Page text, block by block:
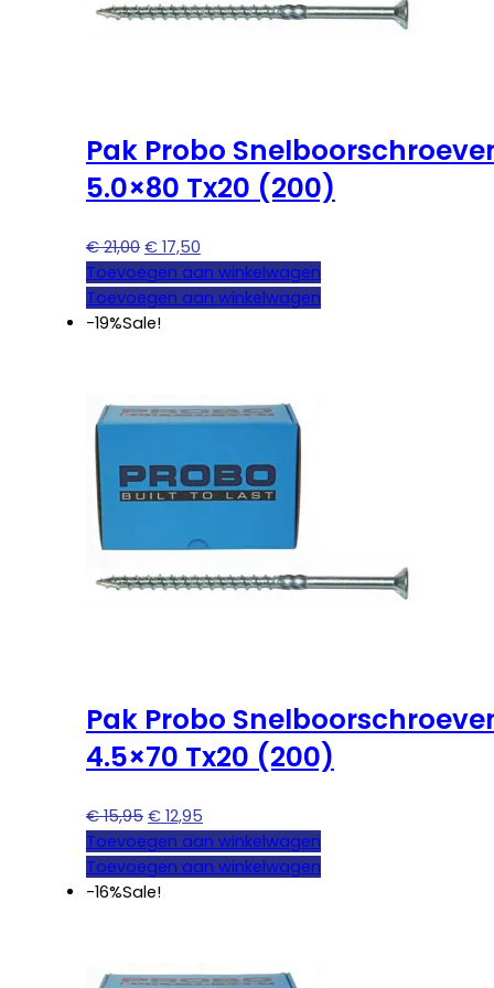
Pak Probo
5.0×80 Tx20 (200)
€21,00 Oorspronkelijke
prijs
was:
€ 21,00.
€ 17,50
prijs
is:
Toevoegen aan winkelwagen
Toevoegen aan winkelwagen
-19%Sale!
Pak Probo
4.5×70 Tx20 (200)
€15,95 Oorspronkelijke
prijs
was:
€ 15,95.
€ 12,95
prijs
is:
Toevoegen aan winkelwagen
Toevoegen aan winkelwagen
-16%Sale!